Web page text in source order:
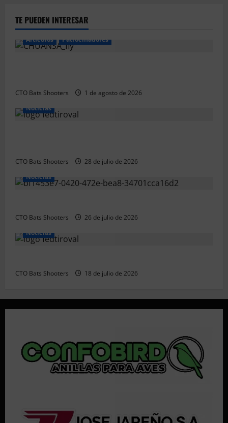
TE PUEDEN INTERESAR
Articulos Patrocinadores
CTO Bats Shooters
1 de agosto de 2026
Noticias
CTO Bats Shooters
28 de julio de 2026
Noticias
CTO Bats Shooters
26 de julio de 2026
Noticias
CTO Bats Shooters 18 de julio de 2026